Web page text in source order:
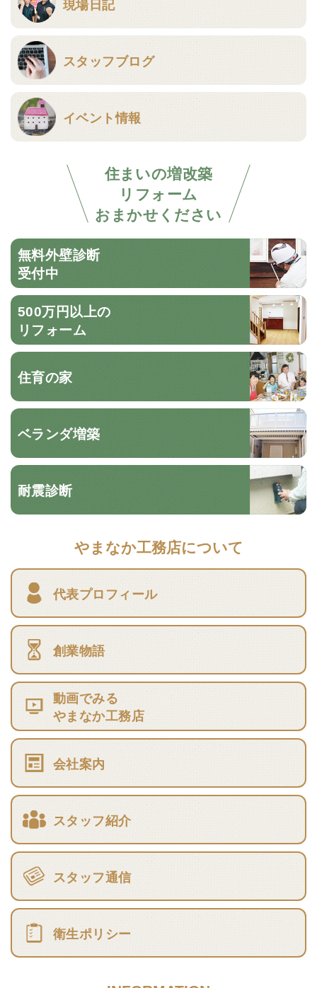
スタッフブログ
イベント情報
住まいの増改築
リフォーム
おまかせください
無料外壁診断
受付中
500万円以上の
リフォーム
住育の家
ベランダ増築
耐震診断
やまなか工務店について
代表プロフィール
創業物語
動画でみる
やまなか工務店
会社案内
スタッフ紹介
スタッフ通信
衛生ポリシー